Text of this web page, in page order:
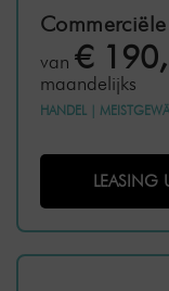
van €
maandelijks
HANDEL
LEASING